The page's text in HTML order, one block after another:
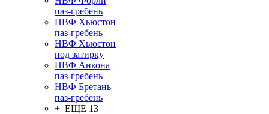
паз-гребень
НВФ Хьюстон
паз-гребень
НВФ Хьюстон
под затирку
НВФ Анкона
паз-гребень
НВФ Бретань
паз-гребень
+ ЕЩЕ 13